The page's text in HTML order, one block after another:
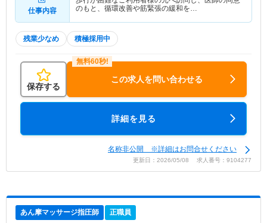
仕事内容
のもと、循環改善や筋緊張の緩和を…
残業少なめ 積極採用中
保存する
この求人を問い合わせる
詳細を見る
名称非公開 ※詳細はお問合せください
更新日：2026/05/08 求人番号：9104277
あん摩マッサージ指圧師 正職員